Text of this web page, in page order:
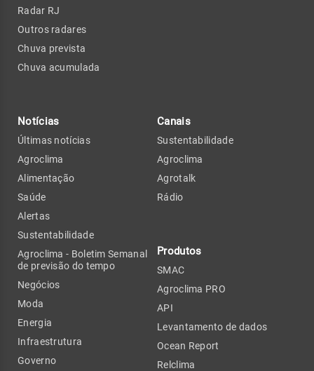
Radar RJ
Outros radares
Chuva prevista
Chuva acumulada
Notícias
Últimas notícias
Agroclima
Alimentação
Saúde
Alertas
Sustentabilidade
Agroclima - Boletim Semanal
de previsão do tempo
Negócios
Moda
Energia
Infraestrutura
Governo
Canais
Sustentabilidade
Agroclima
Agrotalk
Rádio
Produtos
SMAC
Agroclima PRO
API
Levantamento de dados
Ocean Report
Relclima